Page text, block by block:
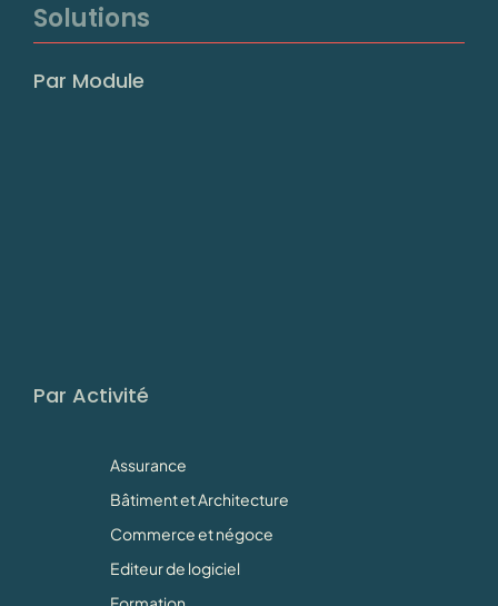
Solutions
Par Module
Par Activité
Assurance
Bâtiment et Architecture
Commerce et négoce
Editeur de logiciel